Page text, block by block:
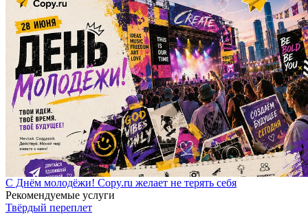
С Днём молодёжи! Copy.ru желает не терять себя
Рекомендуемые услуги
Твёрдый переплет